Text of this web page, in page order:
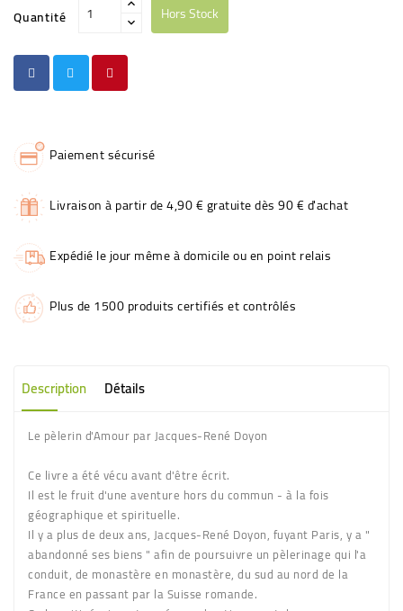
Quantité Hors Stock
Paiement sécurisé
Livraison à partir de 4,90 € gratuite dès 90 € d'achat
Expédié le jour même à domicile ou en point relais
Plus de 1500 produits certifiés et contrôlés
Description Détails
Le pèlerin d'Amour par Jacques-René Doyon
Ce livre a été vécu avant d'être écrit.
Il est le fruit d'une aventure hors du commun - à la fois
géographique et spirituelle.
Il y a plus de deux ans, Jacques-René Doyon, fuyant Paris, y a "
abandonné ses biens " afin de poursuivre un pèlerinage qui l'a
conduit, de monastère en monastère, du sud au nord de la
France en passant par la Suisse romande.